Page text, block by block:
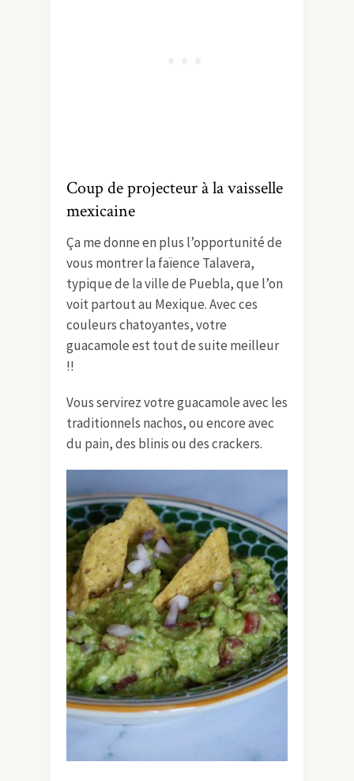
Coup de projecteur à la vaisselle
mexicaine
Ça me donne en plus l’opportunité de
vous montrer la faïence Talavera,
typique de la ville de Puebla, que l’on
voit partout au Mexique. Avec ces
couleurs chatoyantes, votre
guacamole est tout de suite meilleur
!!
Vous servirez votre guacamole avec les
traditionnels nachos, ou encore avec
du pain, des blinis ou des crackers.